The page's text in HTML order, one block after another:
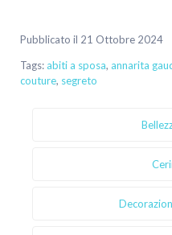
Pubblicato il 21 Ottobre 2024
Tags: abiti a sposa, annarita
couture, segreto